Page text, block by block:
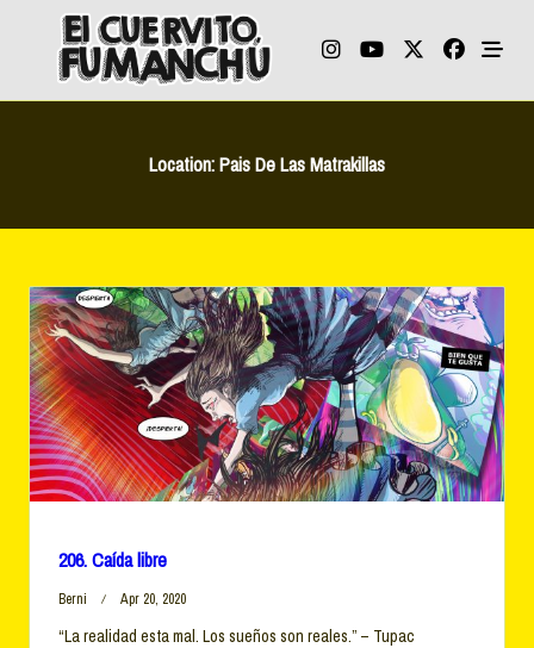
content
Location:Pais De Las Matrakillas
206. Caída libre
Berni Apr 20, 2020
“La realidad esta mal. Los sueños son reales.” – Tupac